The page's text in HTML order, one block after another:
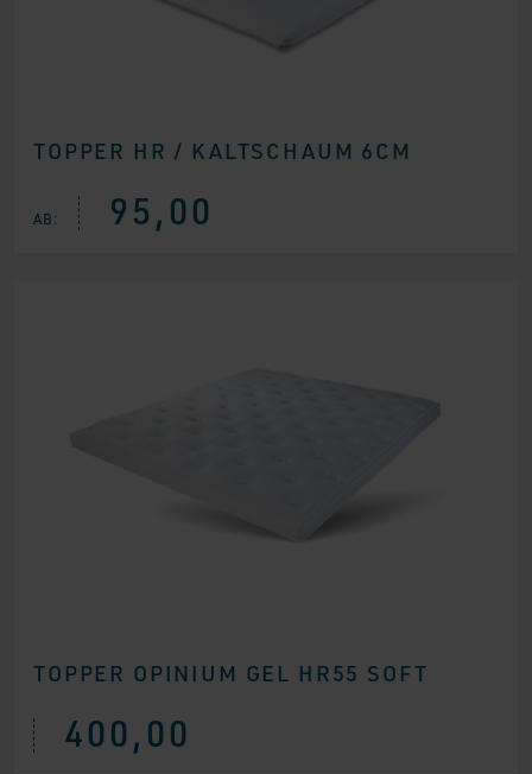
TOPPER HR / KALTSCHAUM 6CM
AB: 95,00
TOPPER OPINIUM GEL HR55 SOFT
400,00